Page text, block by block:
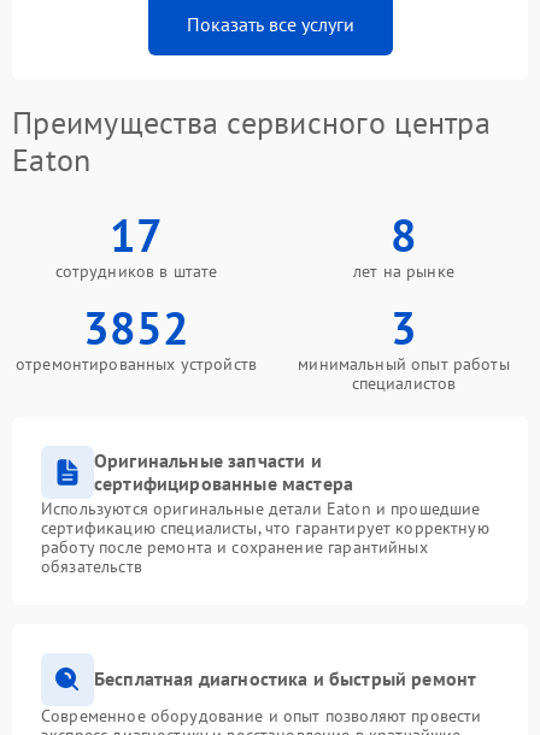
Показать все услуги
Преимущества сервисного центра
Eaton
17
сотрудников в штате
8
лет на рынке
3852
отремонтированных устройств
3
минимальный опыт работы
специалистов
Оригинальные запчасти и
сертифицированные мастера
Используются оригинальные детали Eaton и прошедшие
сертификацию специалисты, что гарантирует корректную
работу после ремонта и сохранение гарантийных
обязательств
Бесплатная диагностика и быстрый ремонт
Современное оборудование и опыт позволяют провести